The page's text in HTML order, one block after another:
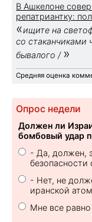
В Ашкелоне
репатриантку:
«ищите на
со стаканчиками
бывалого / »
Средняя оценка
Опрос недели
Должен ли
бомбовый удар
- Да, должен,
безопасности
- Нет, не
иранской
Мне все равно